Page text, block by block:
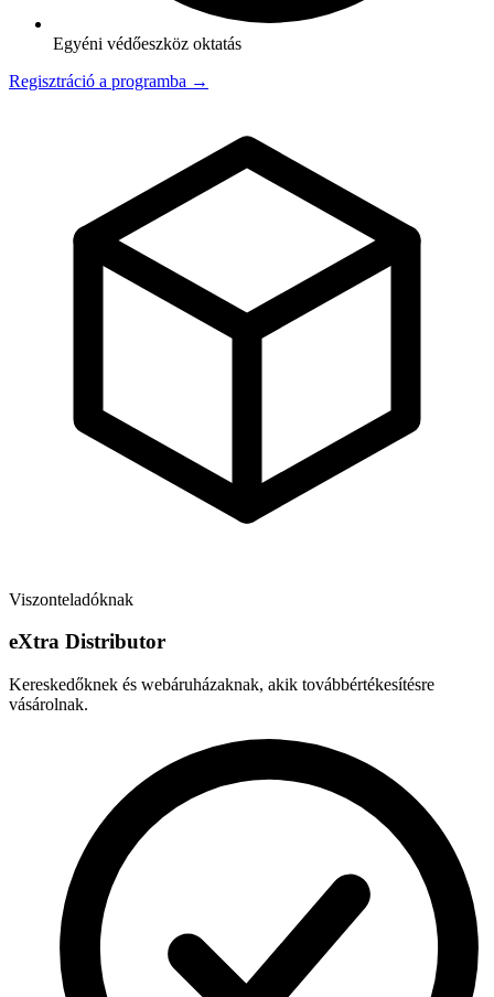
Egyéni védőeszköz oktatás
Regisztráció a programba →
Viszonteladóknak
eXtra Distributor
Kereskedőknek és webáruházaknak, akik továbbértékesítésre
vásárolnak.